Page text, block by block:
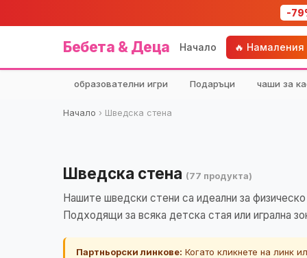
-
Бебета & Деца Начало 🔥 Намаления
образователни игри Подаръци чаши за
Начало › Шведска стена
Шведска стена (77 продукта)
Нашите шведски стени са идеални за
Подходящи за всяка детска стая или игрална
Партньорски линкове: Когато кликнете на линк